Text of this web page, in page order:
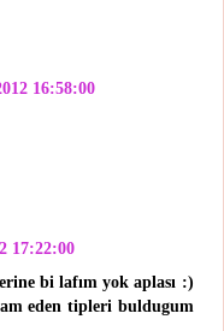
16:58:00
17:22:00
bi lafım yok aplası :)
eden tipleri buldugum